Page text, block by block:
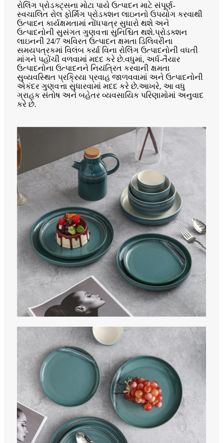
રોલિંગ પ્રોડક્ટ્સના મોટા પાયે ઉત્પાદન માટે સંપૂર્ણ-
સ્વચાલિત રોલ ફોર્મિંગ પ્રોડક્શન લાઇનનો ઉપયોગ કરવાથી
ઉત્પાદન કાર્યક્ષમતામાં નોંધપાત્ર સુધારો થશે અને
ઉત્પાદનોની સુસંગત ગુણવત્તા સુનિશ્ચિત થશે.પ્રોડક્શન
લાઇનની 24/7 અવિરત ઉત્પાદન ક્ષમતા ડિલિવરીના
સમયપત્રકમાં વિલંબ કર્યા વિના રોલિંગ ઉત્પાદનોની વધતી
માંગને પહોંચી વળવામાં મદદ કરે છે.વધુમાં, અર્ધ-તૈયાર
ઉત્પાદનોના ઉત્પાદનને નિયંત્રિત કરવાની ક્ષમતા
સુવ્યવસ્થિત પ્રક્રિયા પ્રવાહ જાળવવામાં અને ઉત્પાદનોની
એકંદર ગુણવત્તા સુધારવામાં મદદ કરે છે.આખરે, આ વધુ
ગ્રાહક સંતોષ અને બહેતર વ્યવસાયિક પરિણામોમાં અનુવાદ
કરે છે.